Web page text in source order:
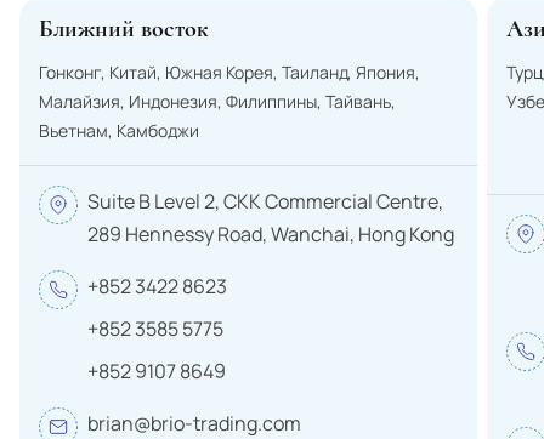
Ближний Восток
Ближний восток
Гонконг, Китай, Южная Корея, Таиланд, Япония,
Малайзия, Индонезия, Филиппины, Тайвань,
Вьетнам, Камбоджи
Suite B Level 2, CKK Commercial Centre,
289 Hennessy Road, Wanchai, Hong Kong
+852 3422 8623
+852 3585 5775
+852 9107 8649
brian@brio-trading.com
Somalia
USA
Tajikistan
Thailand
Tanzania
Tunisia